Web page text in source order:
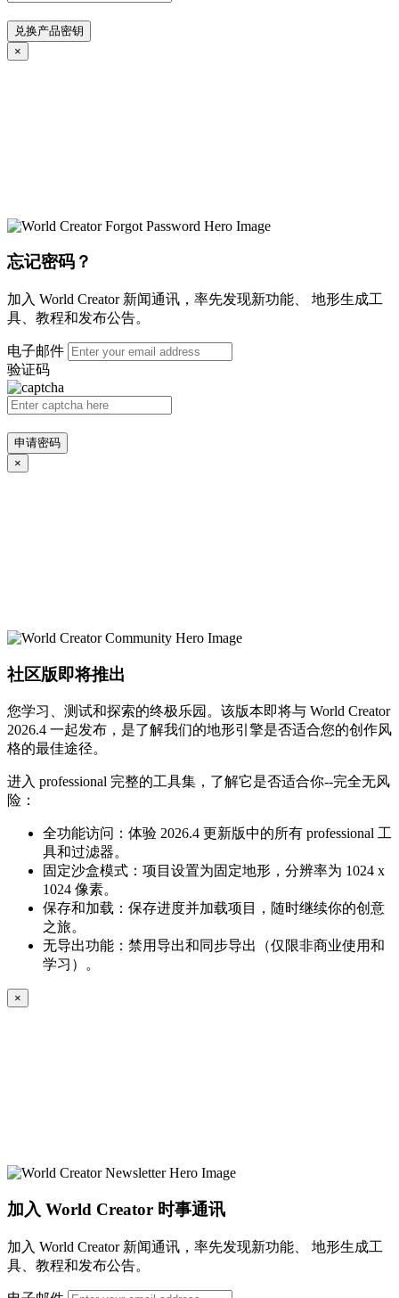
兑换产品密钥
×
忘记密码？
加入 World Creator 新闻通讯，率先发现新功能、 地形生成工
具、教程和发布公告。
电子邮件
验证码
申请密码
×
社区版即将推出
您学习、测试和探索的终极乐园。该版本即将与 World Creator
2026.4 一起发布，是了解我们的地形引擎是否适合您的创作风
格的最佳途径。
进入 professional 完整的工具集，了解它是否适合你--完全无风
险：
全功能访问：体验 2026.4 更新版中的所有 professional 工
具和过滤器。
固定沙盒模式：项目设置为固定地形，分辨率为 1024 x
1024 像素。
保存和加载：保存进度并加载项目，随时继续你的创意
之旅。
无导出功能：禁用导出和同步导出（仅限非商业使用和
学习）。
×
加入 World Creator 时事通讯
加入 World Creator 新闻通讯，率先发现新功能、 地形生成工
具、教程和发布公告。